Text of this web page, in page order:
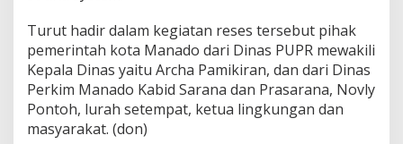
Turut hadir dalam kegiatan reses tersebut pihak
pemerintah kota Manado dari Dinas PUPR mewakili
Kepala Dinas yaitu Archa Pamikiran, dan dari Dinas
Perkim Manado Kabid Sarana dan Prasarana, Novly
Pontoh, lurah setempat, ketua lingkungan dan
masyarakat. (don)